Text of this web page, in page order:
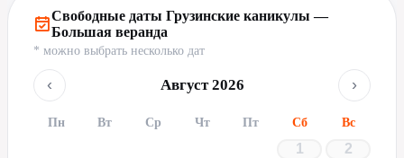
Свободные даты Грузинские каникулы —
Большая веранда
* можно выбрать несколько дат
‹ Август 2026 ›
Пн Вт Ср Чт Пт Сб Вс
1
2